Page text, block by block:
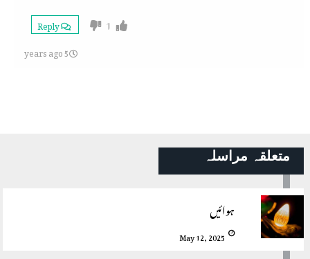
1
Reply
5 years ago
متعلقہ مراسلہ
ہوائیں
May 12, 2025